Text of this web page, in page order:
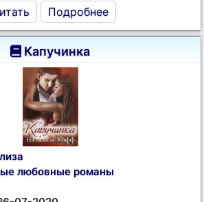
Подробнее
Капучинка
любовные романы